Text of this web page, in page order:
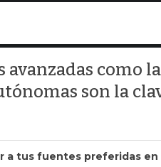
avanzadas como
son la
a tus fuentes preferidas en